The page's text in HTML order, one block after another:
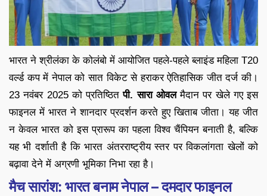
भारत ने श्रीलंका के कोलंबो में आयोजित पहले-पहले ब्लाइंड महिला T20
वर्ल्ड कप में नेपाल को सात विकेट से हराकर ऐतिहासिक जीत दर्ज की।
23 नवंबर 2025 को प्रतिष्ठितपी. सारा ओवलमैदान पर खेले गए इस
फाइनल में भारत ने शानदार प्रदर्शन करते हुए खिताब जीता। यह जीत
न केवल भारत को इस प्रारूप का पहला विश्व चैंपियन बनाती है, बल्कि
यह भी दर्शाती है कि भारत अंतरराष्ट्रीय स्तर पर विकलांगता खेलों को
बढ़ावा देने में अग्रणी भूमिका निभा रहा है।
मैच सारांश: भारत बनाम नेपाल – दमदार फाइनल